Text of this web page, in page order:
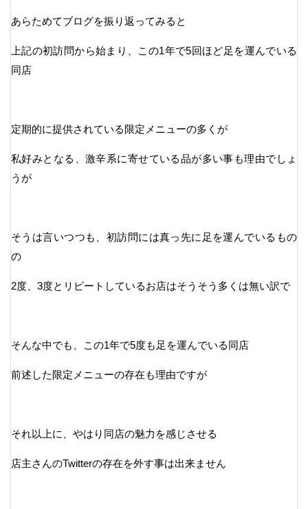
あらためてブログを振り返ってみると
上記の初訪問から始まり、この1年で5回ほど足を運んでいる
同店
定期的に提供されている限定メニューの多くが
私好みとなる、激辛系に寄せている品が多い事も理由でしょ
うが
そうは言いつつも、初訪問には真っ先に足を運んでいるもの
の
2度、3度とリピートしているお店はそうそう多くは無い訳で
そんな中でも、この1年で5度も足を運んでいる同店
前述した限定メニューの存在も理由ですが
それ以上に、やはり同店の魅力を感じさせる
店主さんのTwitterの存在を外す事は出来ません